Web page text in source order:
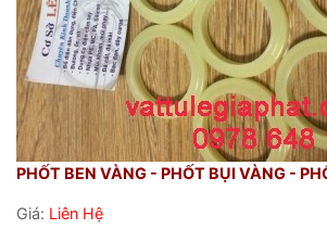
PHỐT BEN VÀNG - PHỐT BỤI VÀNG -
Giá: Liên Hệ